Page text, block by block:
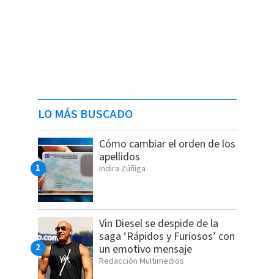
LO MÁS BUSCADO
Cómo cambiar el orden de los
apellidos
Indira Zúñiga
Vin Diesel se despide de la
saga ‘Rápidos y Furiosos’ con
un emotivo mensaje
Redacción Multimedios